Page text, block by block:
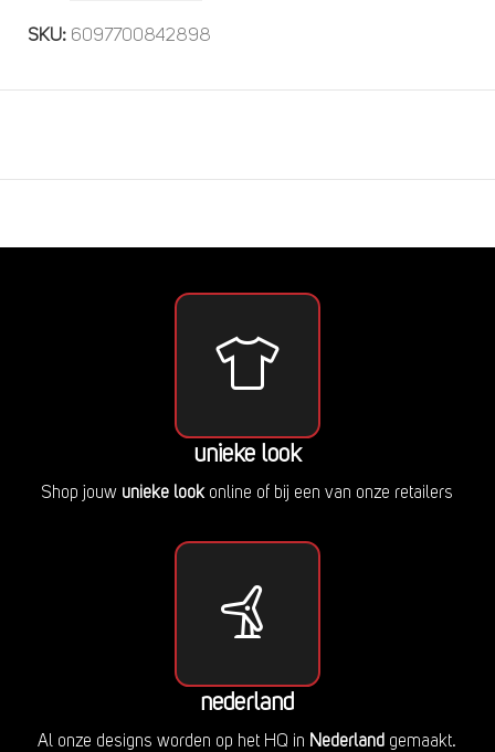
SKU: 6097700842898
unieke look
Shop jouw unieke lookonline of bij een van onze retailers
nederland
Al onze designs worden op het HQ in Nederland gemaakt.